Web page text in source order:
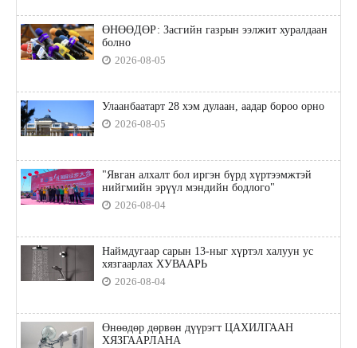
ӨНӨӨДӨР: Засгийн газрын ээлжит хуралдаан
болно
2026-08-05
Улаанбаатарт 28 хэм дулаан, аадар бороо орно
2026-08-05
"Явган алхалт бол иргэн бүрд хүртээмжтэй
нийгмийн эрүүл мэндийн бодлого"
2026-08-04
Наймдугаар сарын 13-ныг хүртэл халуун ус
хязгаарлах ХУВААРЬ
2026-08-04
Өнөөдөр дөрвөн дүүрэгт ЦАХИЛГААН
ХЯЗГААРЛАНА